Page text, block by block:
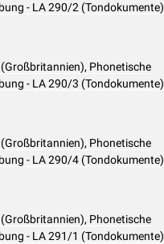
- LA 290/2 (Tondokumente)
Phonetische
- LA 290/3 (Tondokumente)
Phonetische
- LA 290/4 (Tondokumente)
Phonetische
- LA 291/1 (Tondokumente)